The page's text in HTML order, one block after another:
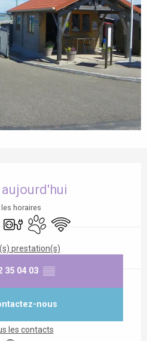
horaires
car
enfants / Espace jeux
Branchements électriques
Animaux acceptés
WiFi
prestation(s)
35 04 03 ▒▒
nous
les contacts